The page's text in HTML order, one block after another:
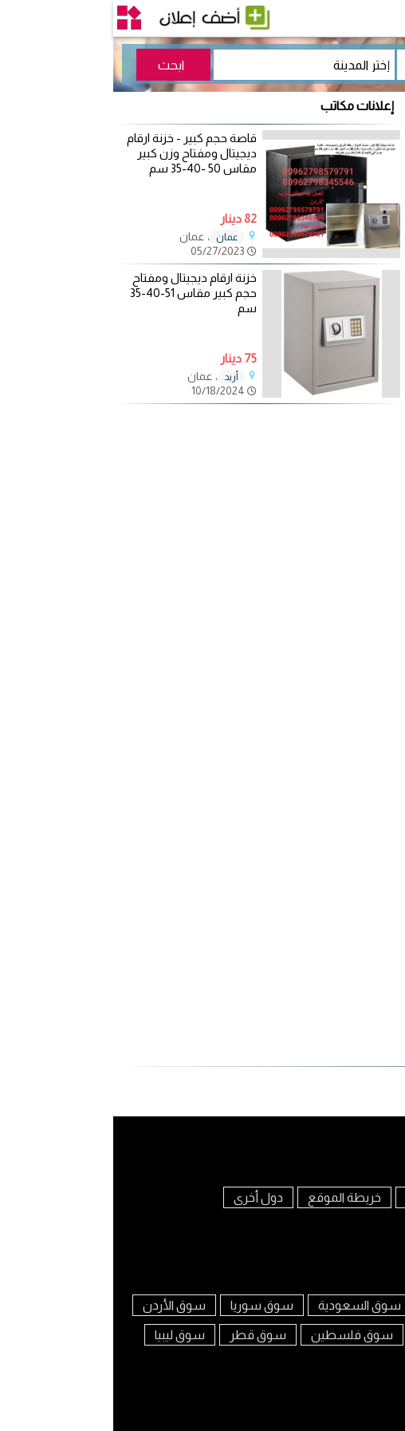
إعلانات مكاتب
قاصة حجم كبير - خزنة ارقام
ديجيتال ومفتاح وزن كبير
مقاس 50 -40-35 سم
82 دينار
عمان ، عمان
05/27/2023
خزنة ارقام ديجيتال ومفتاح
حجم كبير مقاس 51-40-35
سم
75 دينار
أربد
، عمان
10/18/2024
خريطة الموقع دول أخرى
سوق السعودية سوق سوريا سوق الأردن
سوق فلسطين سوق قطر سوق ليبيا